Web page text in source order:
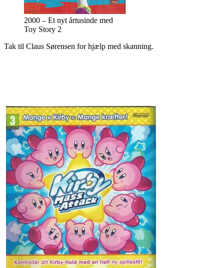
2000 – Et nyt årtusinde med
Toy Story 2
Tak til Claus Sørensen for hjælp med skanning.